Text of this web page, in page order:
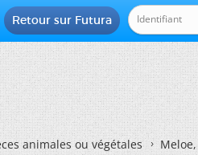
Retour sur Futura
animales ou végétales